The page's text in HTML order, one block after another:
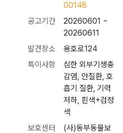
00148
공고기간
20260601 ~
20260611
발견장소
용호로124
특이사항
심한 외부기생충
감염, 안질환, 호
흡기 질환, 기력
저하, 흰색+검정
색
보호센터
(사)동부동물보